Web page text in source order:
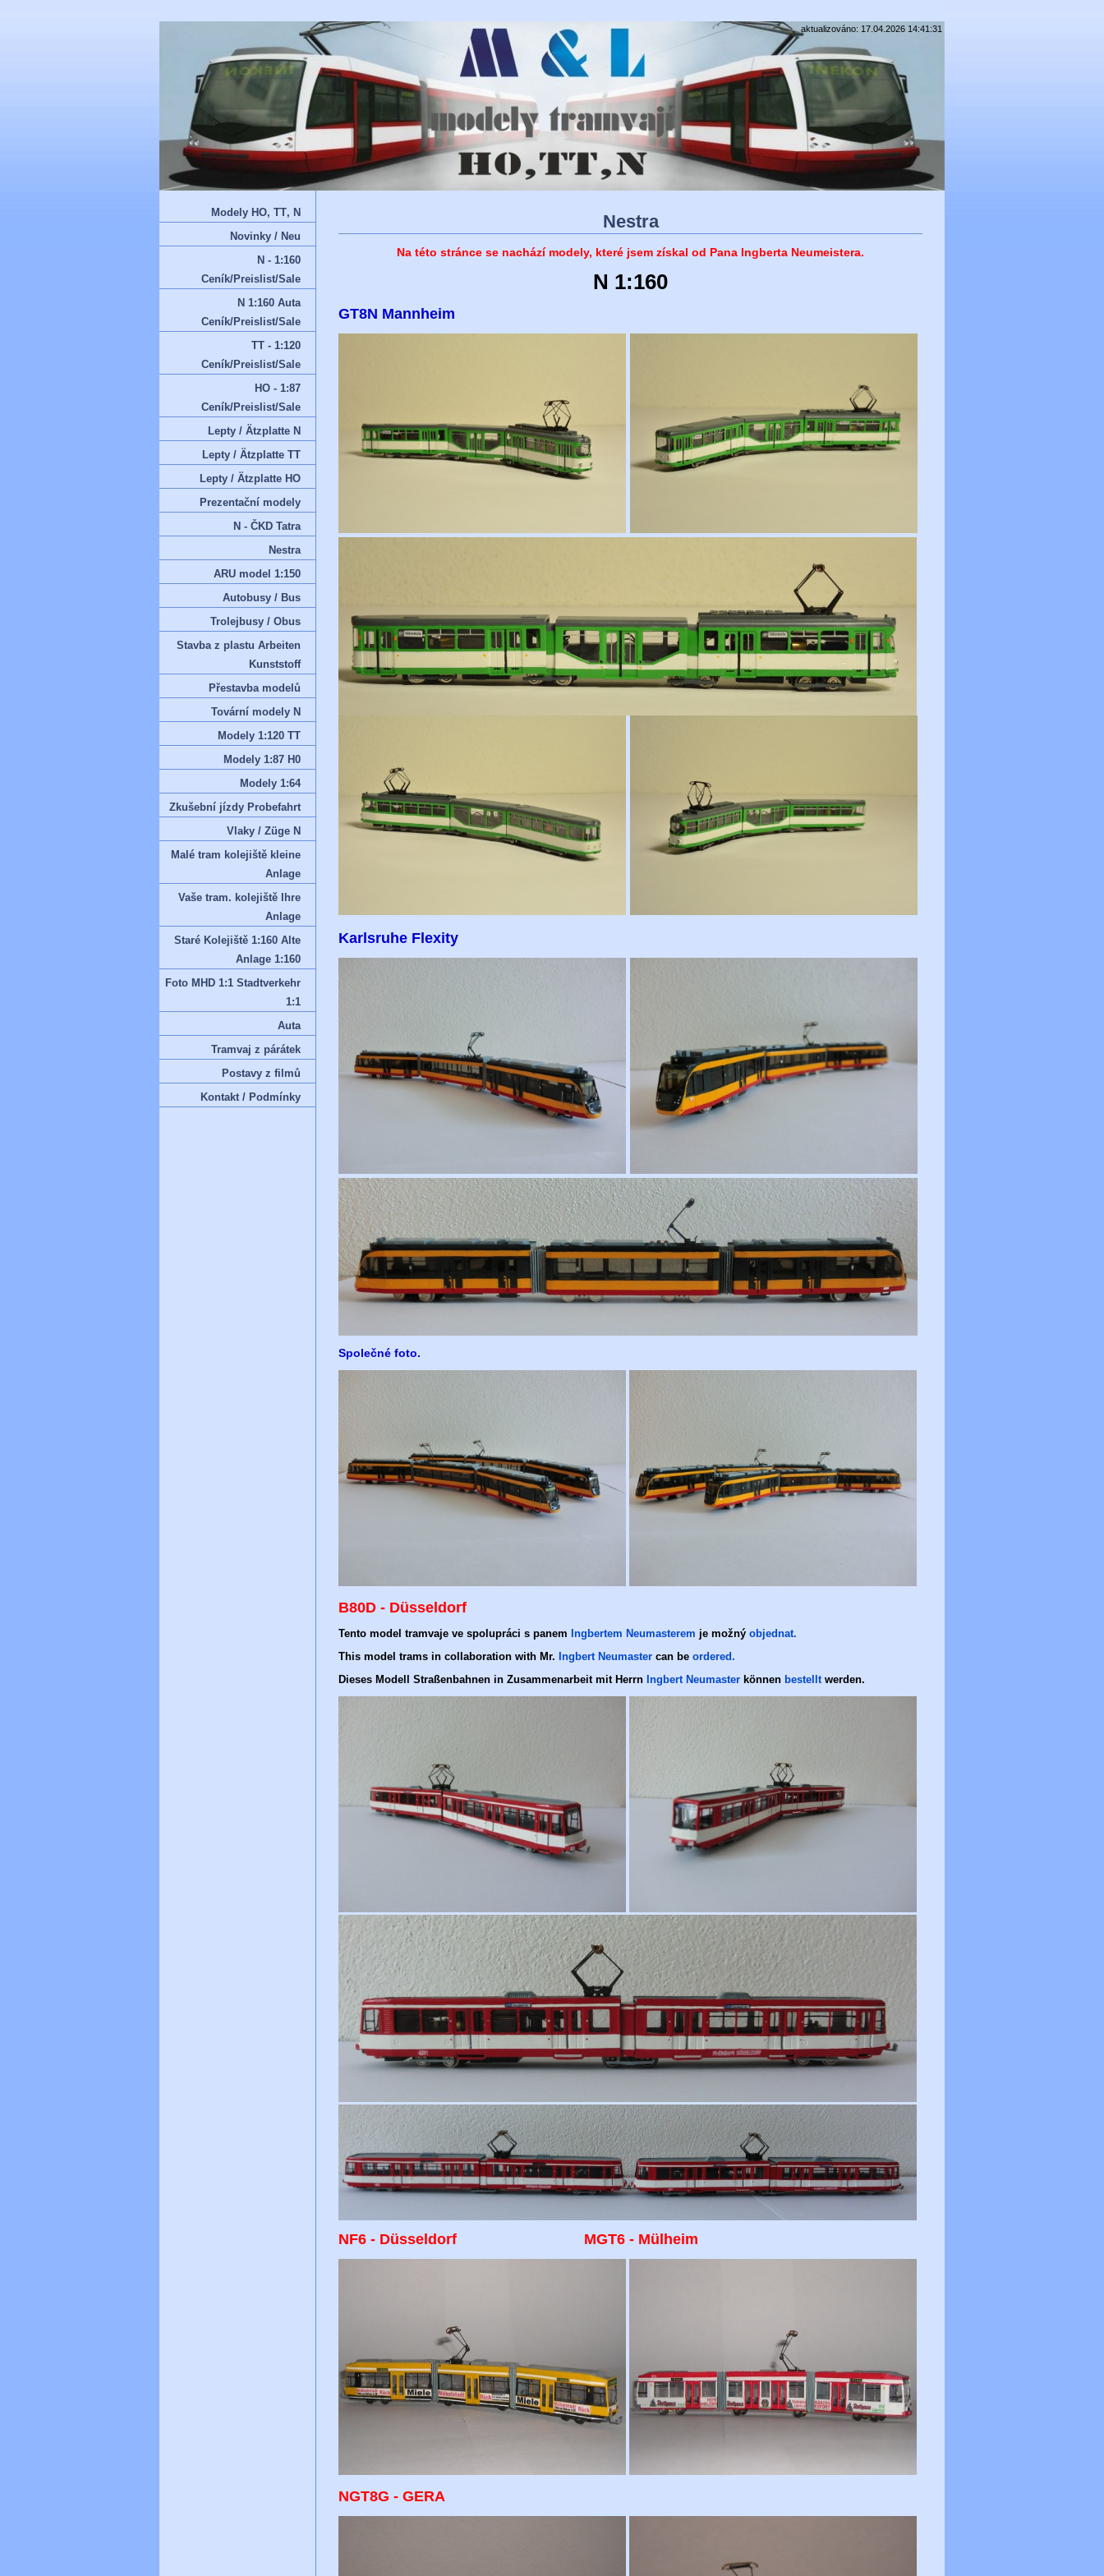
aktualizováno: 17.04.2026 14:41:31
Nestra
Na této stránce se nachází modely, které jsem získal od Pana Ingberta Neumeistera.
N 1:160
GT8N Mannheim
Karlsruhe Flexity
Společné foto.
B80D - Düsseldorf
Tento model tramvaje ve spolupráci s panem Ingbertem Neumasterem je možný objednat.
This model trams in collaboration with Mr. Ingbert Neumaster can be ordered.
Dieses Modell Straßenbahnen in Zusammenarbeit mit Herrn Ingbert Neumaster können bestelltwerden.
NF6 - Düsseldorf MGT6 - Mülheim
NGT8G - GERA
Modely HO‚ TT‚ N
Novinky / Neu
N - 1:160
Ceník/Preislist/Sale
N 1:160 Auta
Ceník/Preislist/Sale
TT - 1:120
Ceník/Preislist/Sale
HO - 1:87
Ceník/Preislist/Sale
Lepty / Ätzplatte N
Lepty / Ätzplatte TT
Lepty / Ätzplatte HO
Prezentační modely
N - ČKD Tatra
Nestra
ARU model 1:150
Autobusy / Bus
Trolejbusy / Obus
Stavba z plastu Arbeiten
Kunststoff
Přestavba modelů
Tovární modely N
Modely 1:120 TT
Modely 1:87 H0
Modely 1:64
Zkušební jízdy Probefahrt
Vlaky / Züge N
Malé tram kolejiště kleine
Anlage
Vaše tram. kolejiště Ihre
Anlage
Staré Kolejiště 1:160 Alte
Anlage 1:160
Foto MHD 1:1 Stadtverkehr
1:1
Auta
Tramvaj z párátek
Postavy z filmů
Kontakt / Podmínky